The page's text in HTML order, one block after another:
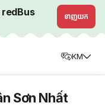
redBus ទាញយក
KM
Sơn Nhất